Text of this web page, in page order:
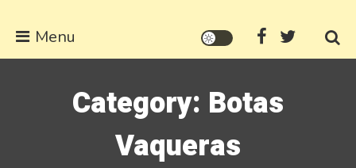
Menu
Category: Botas
Vaqueras